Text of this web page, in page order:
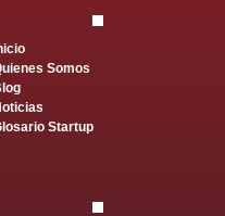
Somos
Startup